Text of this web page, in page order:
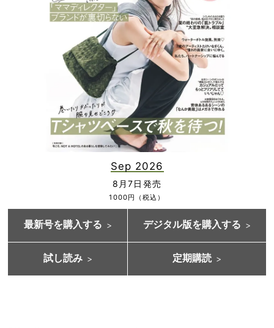
Sep 2026
8月7日発売
1000円（税込）
最新号を購入する デジタル版を購入する
試し読み 定期購読